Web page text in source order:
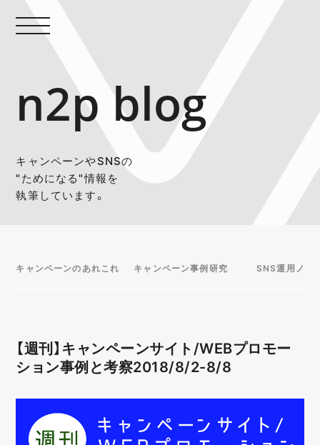
n2p blog
キャンペーンやSNSの
"ためになる"情報を
執筆しています。
キャンペーンのあれこれ キャンペーン事例研究 SNS運用ノウ
【週刊】キャンペーンサイト/WEBプロモー
ション事例と考察2018/8/2-8/8